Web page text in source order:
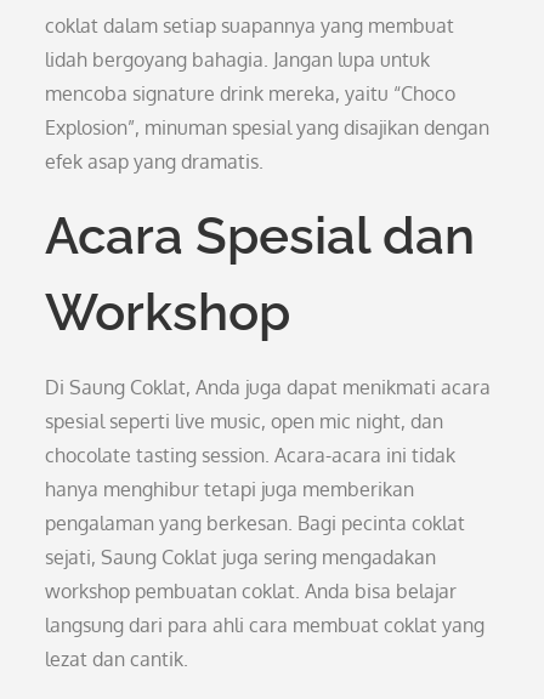
coklat dalam setiap suapannya yang membuat
lidah bergoyang bahagia. Jangan lupa untuk
mencoba signature drink mereka, yaitu “Choco
Explosion”, minuman spesial yang disajikan dengan
efek asap yang dramatis.
Acara Spesial dan
Workshop
Di Saung Coklat, Anda juga dapat menikmati acara
spesial seperti live music, open mic night, dan
chocolate tasting session. Acara-acara ini tidak
hanya menghibur tetapi juga memberikan
pengalaman yang berkesan. Bagi pecinta coklat
sejati, Saung Coklat juga sering mengadakan
workshop pembuatan coklat. Anda bisa belajar
langsung dari para ahli cara membuat coklat yang
lezat dan cantik.